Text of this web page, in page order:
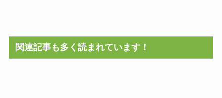
関連記事も多く読まれています！